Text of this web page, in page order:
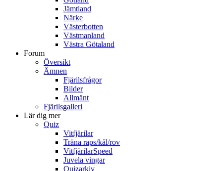
Jämtland
Närke
Västerbotten
Västmanland
Västra Götaland
Forum
Översikt
Ämnen
Fjärilsfrågor
Bilder
Allmänt
Fjärilsgalleri
Lär dig mer
Quiz
Vitfjärilar
Träna raps/kål/rov
VitfjärilarSpeed
Juvela vingar
Quizarkiv